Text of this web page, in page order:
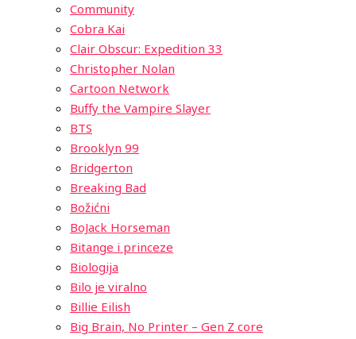
Community
Cobra Kai
Clair Obscur: Expedition 33
Christopher Nolan
Cartoon Network
Buffy the Vampire Slayer
BTS
Brooklyn 99
Bridgerton
Breaking Bad
Božićni
BoJack Horseman
Bitange i princeze
Biologija
Bilo je viralno
Billie Eilish
Big Brain, No Printer – Gen Z core